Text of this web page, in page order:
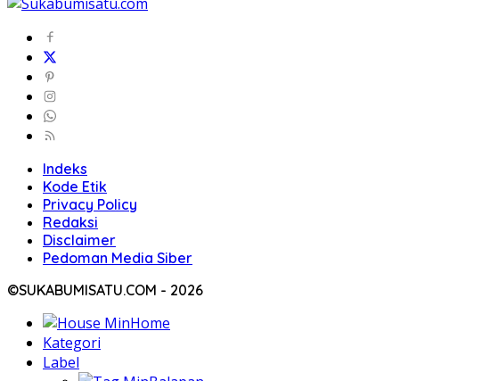
Indeks
Kode Etik
Privacy Policy
Redaksi
Disclaimer
Pedoman Media Siber
©SUKABUMISATU.COM - 2026
Home
Kategori
Label